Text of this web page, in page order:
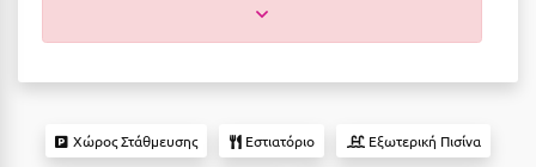
Βραχάτι Κορινθίας
Χώρος Στάθμευσης Εστιατόριο Εξωτερική Πισίνα